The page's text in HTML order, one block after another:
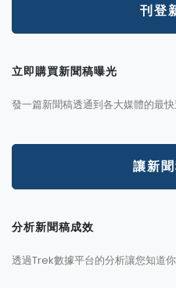
刊登
立即購買新聞稿曝光
發一篇新聞稿透通到各大媒體的最快
讓新
分析新聞稿成效
透過Trek數據平台的分析讓您知道